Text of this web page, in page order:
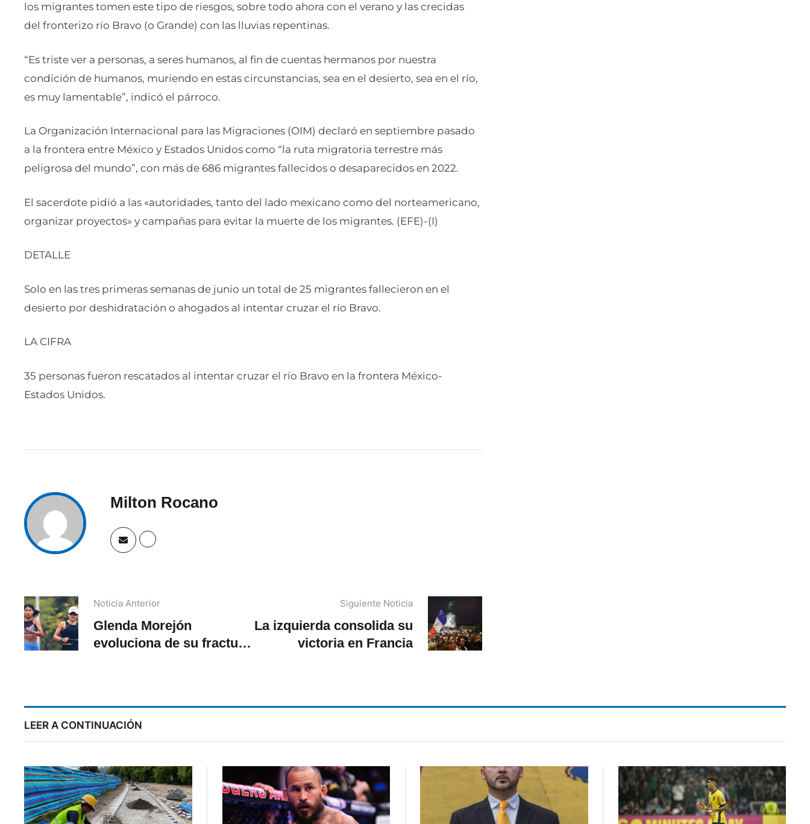
los migrantes tomen este tipo de riesgos, sobre todo ahora con el verano y las crecidas
del fronterizo río Bravo (o Grande) con las lluvias repentinas.
“Es triste ver a personas, a seres humanos, al fin de cuentas hermanos por nuestra
condición de humanos, muriendo en estas circunstancias, sea en el desierto, sea en el río,
es muy lamentable”, indicó el párroco.
La Organización Internacional para las Migraciones (OIM) declaró en septiembre pasado
a la frontera entre México y Estados Unidos como “la ruta migratoria terrestre más
peligrosa del mundo”, con más de 686 migrantes fallecidos o desaparecidos en 2022.
El sacerdote pidió a las «autoridades, tanto del lado mexicano como del norteamericano,
organizar proyectos» y campañas para evitar la muerte de los migrantes. (EFE)-(I)
DETALLE
Solo en las tres primeras semanas de junio un total de 25 migrantes fallecieron en el
desierto por deshidratación o ahogados al intentar cruzar el río Bravo.
LA CIFRA
35 personas fueron rescatados al intentar cruzar el río Bravo en la frontera México-
Estados Unidos.
Milton Rocano
Noticia Anterior
Glenda Morejón
evoluciona de su fractura
Siguiente Noticia
La izquierda consolida su
victoria en Francia
LEER A CONTINUACIÓN